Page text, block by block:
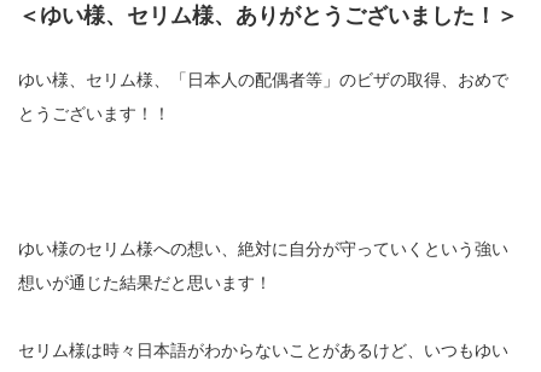
＜ゆい様、セリム様、ありがとうございました！＞
ゆい様、セリム様、「日本人の配偶者等」のビザの取得、おめで
とうございます！！
ゆい様のセリム様への想い、絶対に自分が守っていくという強い
想いが通じた結果だと思います！
セリム様は時々日本語がわからないことがあるけど、いつもゆい